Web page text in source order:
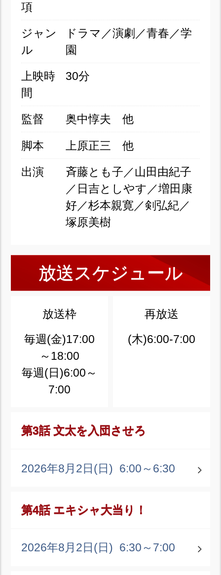
項
ジャン
ル
ドラマ／演劇／青春／学
園
上映時
間
30分
監督 奥中惇夫 他
脚本 上原正三 他
出演
斉藤とも子／山田由紀子
／日吉としやす／増田康
好／杉本親寛／剣弘紀／
塚原美樹
放送スケジュール
放送枠
毎週(金)17:00
～18:00
毎週(日)6:00～
7:00
再放送
(木)6:00-7:00
第3話 文太を入団させろ
2026年8月2日(日) 6:00～6:30
第4話 エキシャ大当り！
2026年8月2日(日) 6:30～7:00